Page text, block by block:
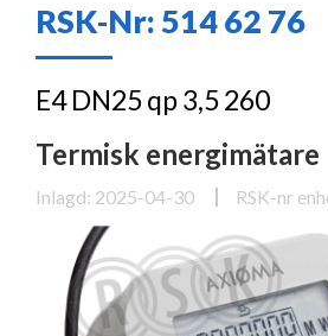
RSK-Nr: 514 62 76
E4 DN25 qp 3,5 260
Termisk energimätare
Inlagd: 2025-04-30 RSK-nr